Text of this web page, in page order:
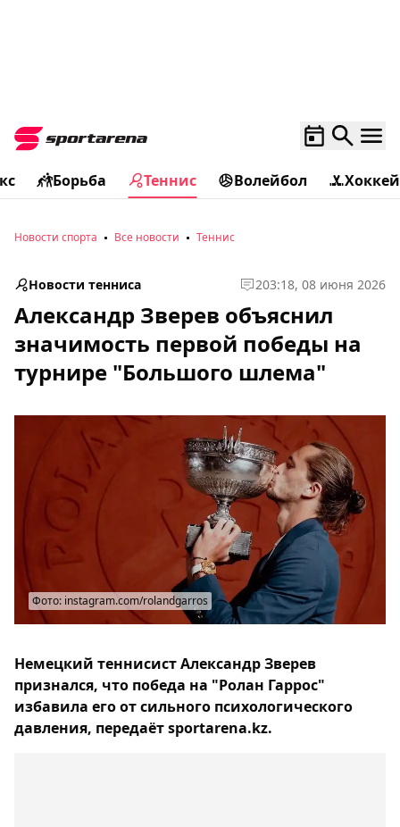
Борьба Теннис Волейбол Хоккей
Новости спорта Все новости Теннис
Новости тенниса 203:18, 08 июня 2026
Александр Зверев объяснил
значимость первой победы на
турнире "Большого шлема"
Фото: instagram.com/rolandgarros
Немецкий теннисист Александр Зверев
признался, что победа на "Ролан Гаррос"
избавила его от сильного психологического
давления, передаёт sportarena.kz.